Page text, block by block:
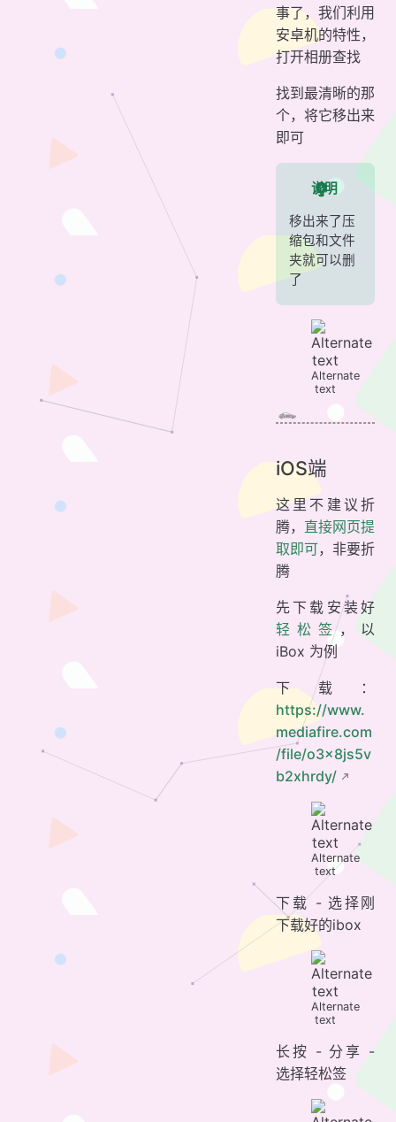
事了，我们利用
安卓机的特性，
打开相册查找
找到最清晰的那
个，将它移出来
即可
说明
移出来了压
缩包和文件
夹就可以删
了
Alternate
text
iOS端
这里不建议折
腾， 直接网页提
取即可，非要折
腾
先下载安装好
轻松签，以
iBox 为例
下载：
https://www.
mediafire.com
/file/o3x8js5v
b2xhrdy/
Alternate
text
下载 - 选择刚
下载好的ibox
Alternate
text
长按 - 分享 -
选择轻松签